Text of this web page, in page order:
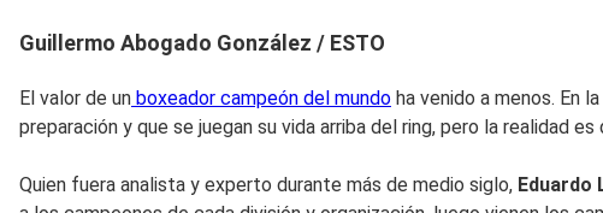
Guillermo Abogado González / ESTO
El valor de un boxeador campeón del mundo ha venido a menos. En
preparación y que se juegan su vida arriba del ring, pero la realidad
Quien fuera analista y experto durante más de medio siglo, Eduardo